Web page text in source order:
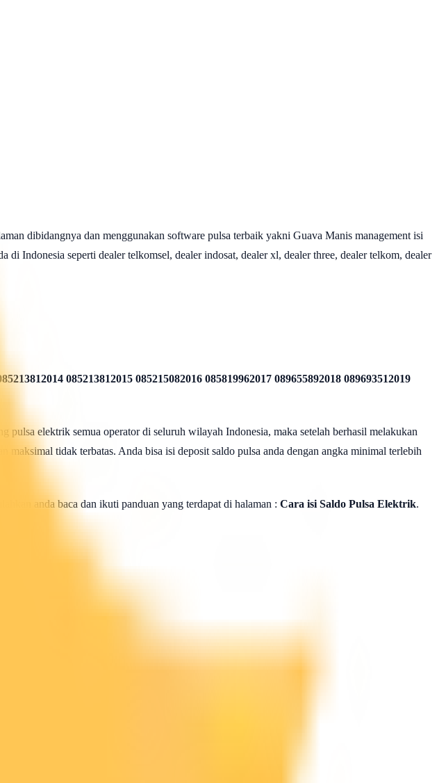
dibidangnya dan menggunakan software pulsa terbaik yakni Guava Manis management isi
Indonesia seperti dealer telkomsel, dealer indosat, dealer xl, dealer three, dealer telkom, dealer
085213812015 085215082016 085819962017 089655892018 089693512019
pulsa elektrik semua operator di seluruh wilayah Indonesia, maka setelah berhasil melakukan
maksimal tidak terbatas. Anda bisa isi deposit saldo pulsa anda dengan angka minimal terlebih
anda baca dan ikuti panduan yang terdapat di halaman : Cara isi Saldo Pulsa Elektrik.